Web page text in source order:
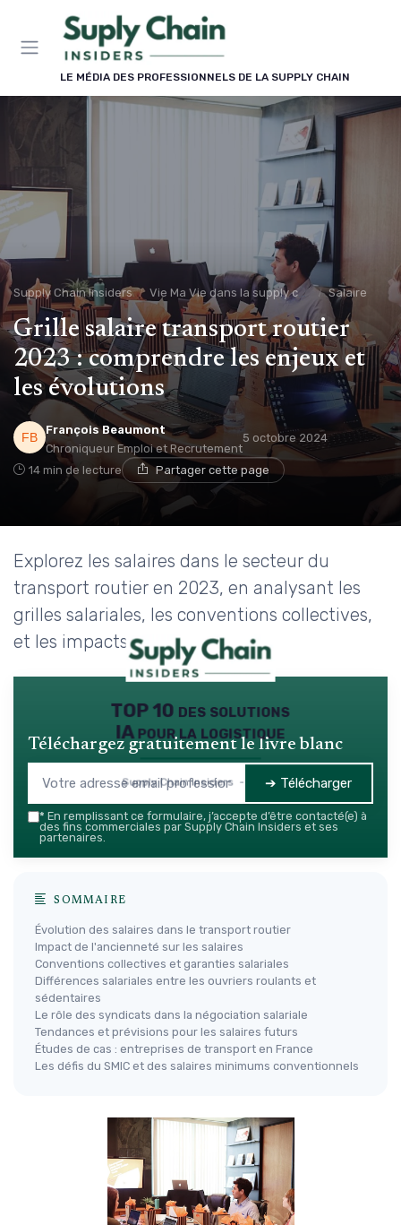
LE MÉDIA DES PROFESSIONNELS DE LA SUPPLY CHAIN
Supply Chain Insiders Vie Ma Vie dans la supply chain Salaire
Grille salaire transport routier
2023 : comprendre les enjeux et
les évolutions
François Beaumont
Chroniqueur Emploi et Recrutement
5 octobre 2024
14 min de lecture Partager cette page
Explorez les salaires dans le secteur du
transport routier en 2023, en analysant les
grilles salariales, les conventions collectives,
et les impacts de l'ancienneté.
TOP 10 des solutions
IA pour la logistique
Supply Chain Insiders — 2026
Téléchargez gratuitement le livre blanc
➔ Télécharger
* En remplissant ce formulaire, j’accepte d’être contacté(e) à
des fins commerciales par Supply Chain Insiders et ses
partenaires.
SOMMAIRE
Évolution des salaires dans le transport routier
Impact de l'ancienneté sur les salaires
Conventions collectives et garanties salariales
Différences salariales entre les ouvriers roulants et
sédentaires
Le rôle des syndicats dans la négociation salariale
Tendances et prévisions pour les salaires futurs
Études de cas : entreprises de transport en France
Les défis du SMIC et des salaires minimums conventionnels
Panneau de gestion des cookies